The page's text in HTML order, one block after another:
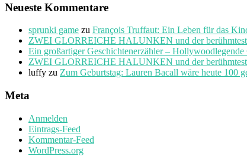
Neueste Kommentare
sprunki game zu François Truffaut: Ein Leben für das
ZWEI GLORREICHE HALUNKEN und der
Ein großartiger Geschichtenerzähler –
ZWEI GLORREICHE HALUNKEN und der
luffy zu Zum Geburtstag: Lauren Bacall wäre heute 100
Meta
Anmelden
Eintrags-Feed
Kommentar-Feed
WordPress.org